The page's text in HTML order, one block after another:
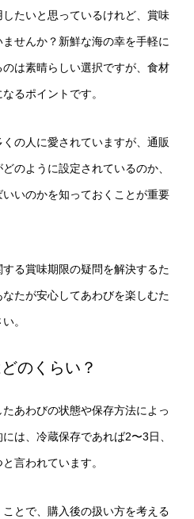
たいと思っているけれど、賞味
せんか？新鮮な海の幸を手軽に
は素晴らしい選択ですが、食材
るポイントです。
の人に愛されていますが、通販
のように設定されているのか、
いのかを知っておくことが重要
る賞味期限の疑問を解決するた
たが安心してあわびを楽しむた
。
のくらい？
あわびの状態や保存方法によっ
は、冷蔵保存であれば2〜3日、
言われています。
とで、購入後の扱い方を考える